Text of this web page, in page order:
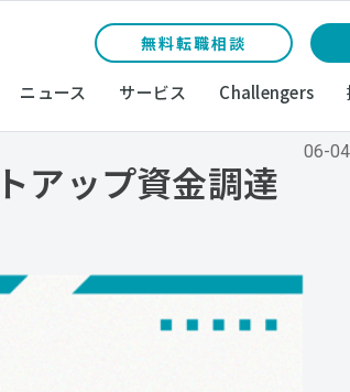
無料転職相談
ニュース サービス Challengers
アップ資金調達
06-04